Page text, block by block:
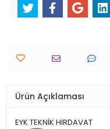
Ürün Açıklaması
EYK TEKNİK HIRDAVAT